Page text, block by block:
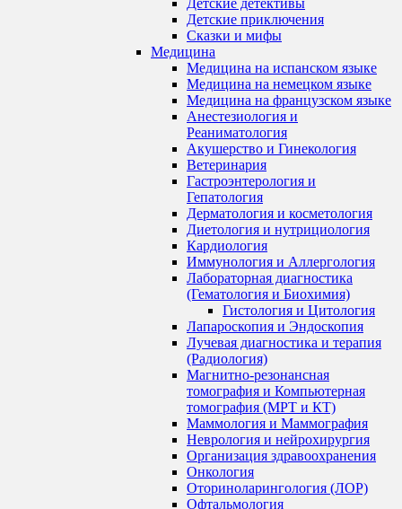
Детские приключения
Сказки и мифы
Медицина
Медицина на испанском языке
Медицина на немецком языке
Медицина на французском языке
Анестезиология и
Реаниматология
Акушерство и Гинекология
Ветеринария
Гастроэнтерология и
Гепатология
Дерматология и косметология
Диетология и нутрициология
Кардиология
Иммунология и Аллергология
Лабораторная диагностика
(Гематология и Биохимия)
Гистология и Цитология
Лапароскопия и Эндоскопия
Лучевая диагностика и терапия
(Радиология)
Магнитно-резонансная
томография и Компьютерная
томография (МРТ и КТ)
Маммология и Маммография
Неврология и нейрохирургия
Организация здравоохранения
Онкология
Оториноларингология (ЛОР)
Офтальмология